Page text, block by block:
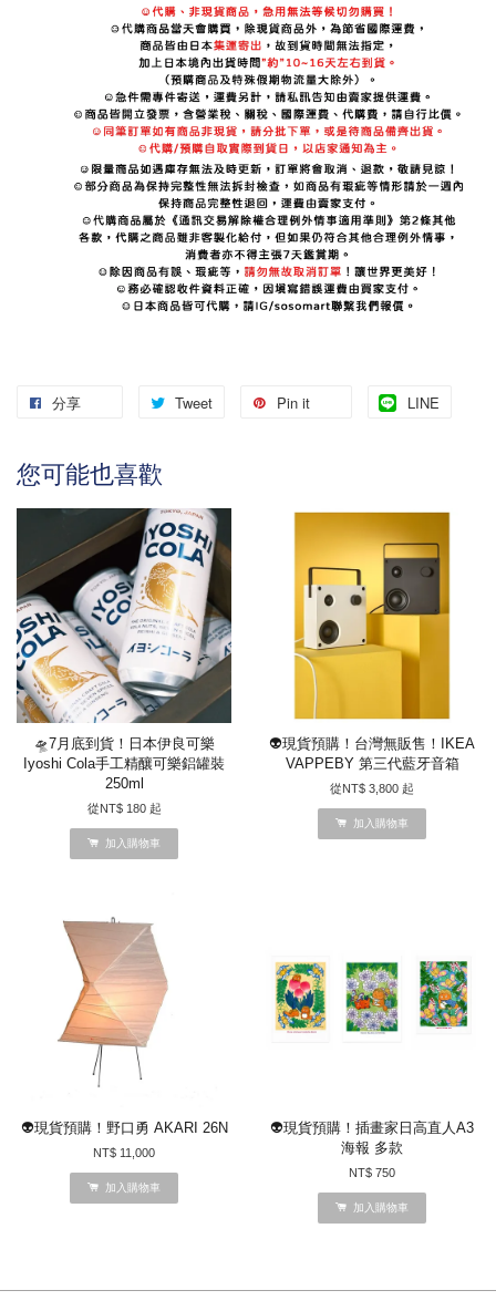
分享 Tweet Pin it LINE
您可能也喜歡
🛸7月底到貨！日本伊良可樂
Iyoshi Cola手工精釀可樂鋁罐裝
250ml
從NT$ 180 起
加入購物車
👽現貨預購！台灣無販售！IKEA
VAPPEBY 第三代藍牙音箱
從NT$ 3,800 起
加入購物車
👽現貨預購！野口勇 AKARI 26N
NT$ 11,000
加入購物車
👽現貨預購！插畫家日高直人A3
海報 多款
NT$ 750
加入購物車